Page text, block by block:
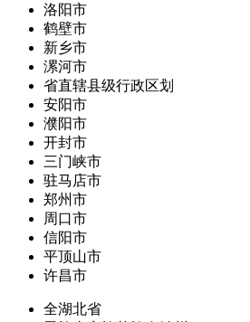
洛阳市
鹤壁市
新乡市
漯河市
省直辖县级行政区划
安阳市
濮阳市
开封市
三门峡市
驻马店市
郑州市
周口市
信阳市
平顶山市
许昌市
全湖北省